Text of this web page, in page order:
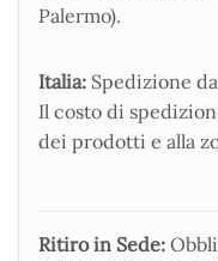
Palermo).
Italia: Spedizione
Il costo di
dei prodotti e alla
Ritiro in Sede: